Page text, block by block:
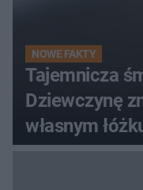
NOWE FAKTY
Tajemnicza
Dziewczynę
własnym